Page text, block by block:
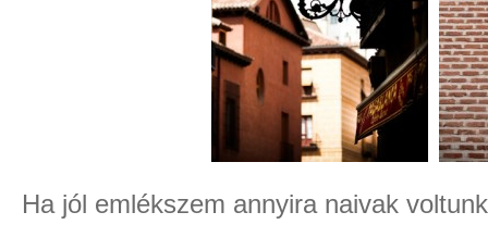
Ha jól emlékszem annyira naivak